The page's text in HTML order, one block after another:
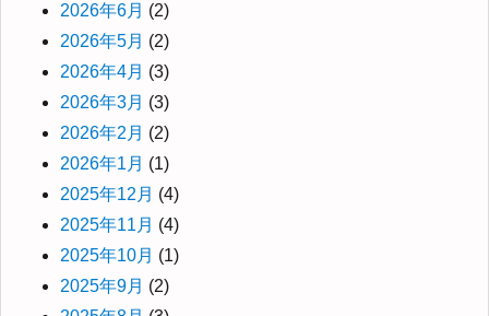
2026年6月 (2)
2026年5月 (2)
2026年4月 (3)
2026年3月 (3)
2026年2月 (2)
2026年1月 (1)
2025年12月 (4)
2025年11月 (4)
2025年10月 (1)
2025年9月 (2)